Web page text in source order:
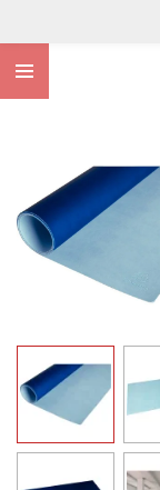
au
contenu
principal